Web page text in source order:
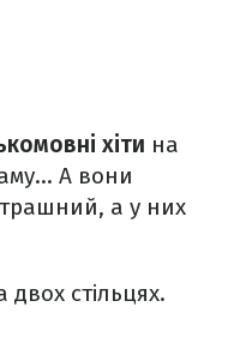
хіти на
А вони
а у них
стільцях.